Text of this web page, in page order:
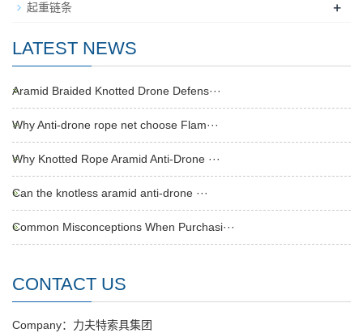
起重链条 +
LATEST NEWS
Aramid Braided Knotted Drone Defens···
Why Anti-drone rope net choose Flam···
Why Knotted Rope Aramid Anti-Drone ···
Can the knotless aramid anti-drone ···
Common Misconceptions When Purchasi···
CONTACT US
Company：力夫特索具集团